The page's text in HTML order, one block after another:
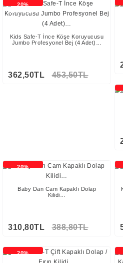
20%
İNDİRİMLİ
Kids Safe-T İnce Köşe Koruyucusu
Jumbo Profesyonel Bej (4 Adet)…
362,50TL 453,50TL
20%
Baby Dan Cam Kapaklı Dolap
Kilidi…
310,80TL 388,80TL
20%